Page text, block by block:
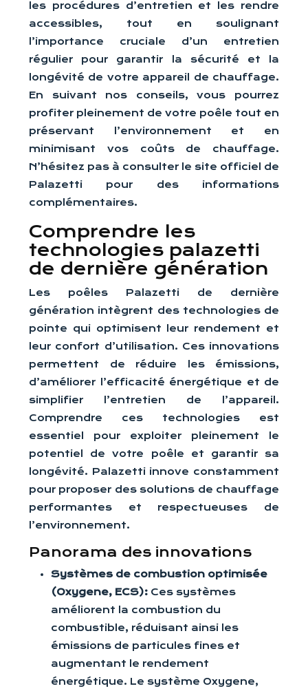
les procédures d’entretien et les rendre
accessibles, tout en soulignant
l’importance cruciale d’un entretien
régulier pour garantir la sécurité et la
longévité de votre appareil de chauffage.
En suivant nos conseils, vous pourrez
profiter pleinement de votre poêle tout en
préservant l’environnement et en
minimisant vos coûts de chauffage.
N’hésitez pas à consulter le site officiel de
Palazetti pour des informations
complémentaires.
Comprendre les
technologies palazetti
de dernière génération
Les poêles Palazetti de dernière
génération intègrent des technologies de
pointe qui optimisent leur rendement et
leur confort d’utilisation. Ces innovations
permettent de réduire les émissions,
d’améliorer l’efficacité énergétique et de
simplifier l’entretien de l’appareil.
Comprendre ces technologies est
essentiel pour exploiter pleinement le
potentiel de votre poêle et garantir sa
longévité. Palazetti innove constamment
pour proposer des solutions de chauffage
performantes et respectueuses de
l’environnement.
Panorama des innovations
Systèmes de combustion optimisée
(Oxygene, ECS): Ces systèmes
améliorent la combustion du
combustible, réduisant ainsi les
émissions de particules fines et
augmentant le rendement
énergétique. Le système Oxygene,